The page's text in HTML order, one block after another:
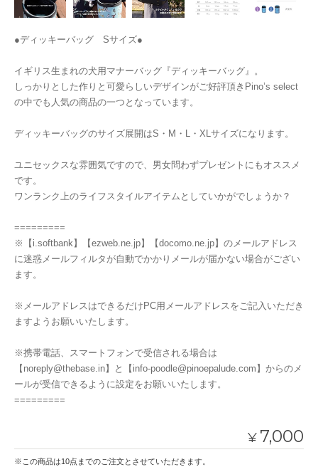
●ディッキーバッグ Sサイズ●
イギリス生まれの犬用マナーバッグ『ディッキーバッグ』。
しっかりとした作りと可愛らしいデザインがご好評頂きPino’s select
の中でも人気の商品の一つとなっています。
ディッキーバッグのサイズ展開はS・M・L・XLサイズになります。
ユニセックスな雰囲気ですので、男女問わずプレゼントにもオススメ
です。
ワンランク上のライフスタイルアイテムとしていかがでしょうか？
=========
※【i.softbank】【ezweb.ne.jp】【docomo.ne.jp】のメールアドレス
に迷惑メールフィルタが自動でかかりメールが届かない場合がござい
ます。
※メールアドレスはできるだけPC用メールアドレスをご記入いただき
ますようお願いいたします。
※携帯電話、スマートフォンで受信される場合は
【 noreply@thebase.in】と【 info-poodle@pinoepalude.com 】からのメ
ールが受信できるように設定をお願いいたします。
=========
¥ 7,000
※この商品は10点までのご注文とさせていただきます。